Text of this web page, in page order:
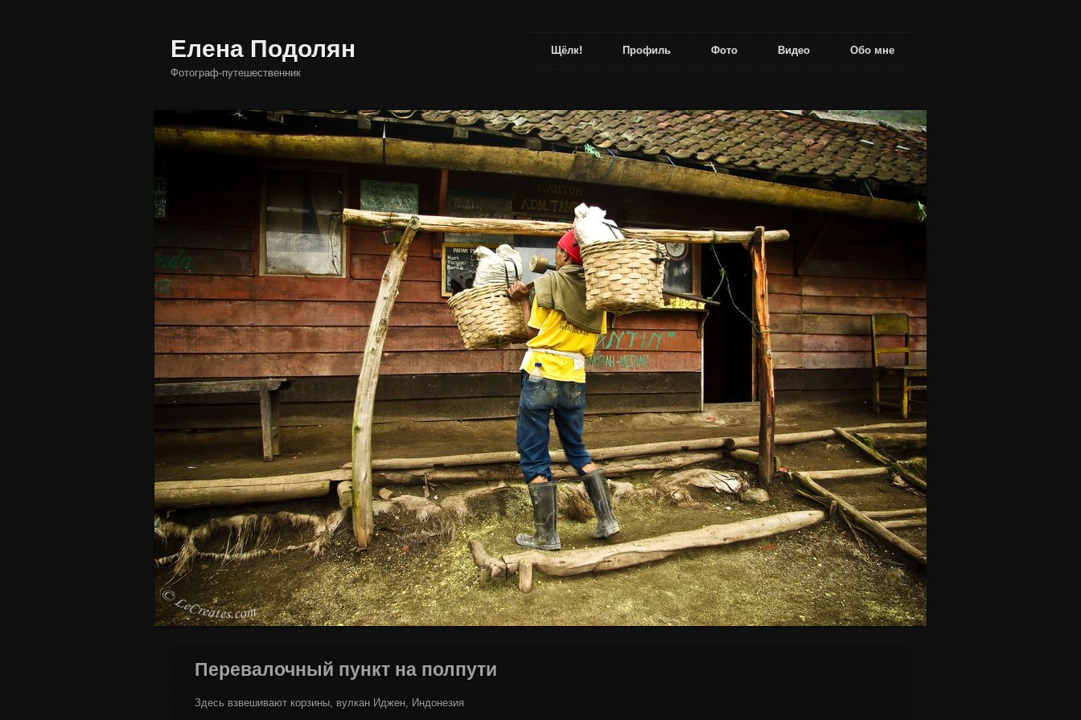
Елена Подолян
Фотограф-путешественник
Щёлк! Профиль Фото Видео Обо мне
Перевалочный пункт на полпути
Здесь взвешивают корзины, вулкан Иджен, Индонезия